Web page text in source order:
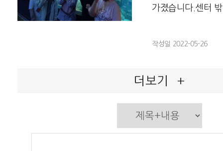
가졌습니다.센터
작성일 2022-05-26
더보기 +